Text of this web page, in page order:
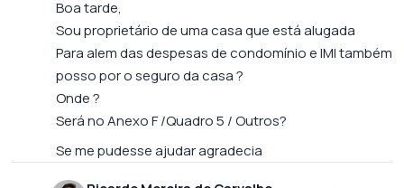
Boa tarde,
Sou proprietário de uma casa que está alugada
Para alem das despesas de condomínio e IMI também
posso por o seguro da casa ?
Onde ?
Será no Anexo F /Quadro 5 / Outros?
Se me pudesse ajudar agradecia